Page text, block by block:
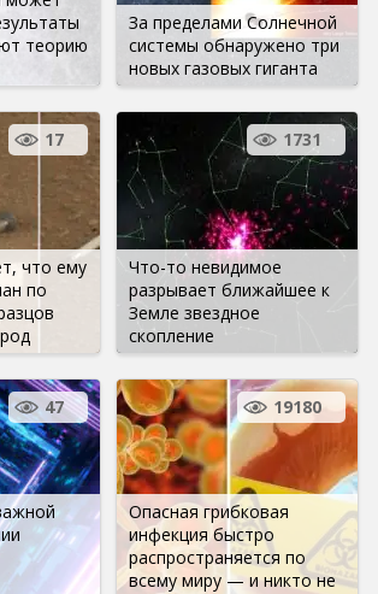
теорию
За пределами Солнечной
системы обнаружено три
новых газовых гиганта
что ему
по
17
Что-то невидимое
разрывает ближайшее к
Земле звездное
скопление
1731
47
Опасная грибковая
инфекция быстро
распространяется по
всему миру — и никто не
19180